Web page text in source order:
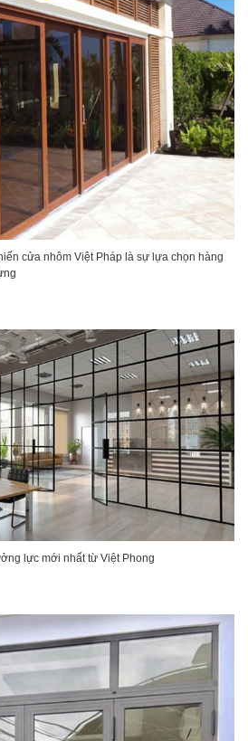
cửa nhôm Việt Pháp là sự lựa chọn hàng
lực mới nhất từ Việt Phong